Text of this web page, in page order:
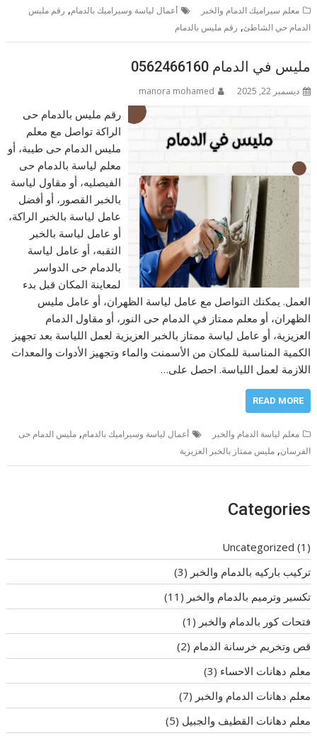
معلم سيراميك الدمام والخبر أعمال لياسة وسيراميك بالدمام, رقم مليس
الدمام حي الشاطئ, رقم مليس بالدمام
مليس في الدمام 0562466160
ديسمبر 22, 2025 manora mohamed
رقم مليس بالدمام حى
الراكة تواصل مع معلم
مليس الدمام حى طيبة، أو
معلم لياسة بالدمام حى
الفيصليه، أو مقاول لياسة
بالخبر القصور، أو أفضل
عامل لياسة بالخبر الراكة،
أو عامل لياسة بالخبر
الثقبه، أو عامل لياسة
بالدمام حى الدواسر
لمعاينة المكان قبل بدء
العمل. يمكنك التواصل مع عامل لياسة الظهران، أو عامل مليس
الظهران، أو معلم ممتاز في الدمام حى النور، أو مقاول الدمام
العزيزية، أو عامل لياسة ممتاز بالخبر العزيزية لعمل اللياسة بعد تجهيز
الكمية المناسبة للمكان من الأسمنت والماء وتجهيز الأدوات والمعدات
اللازمة لعمل اللياسة. احصل على…
READ MORE
معلم لياسة الدمام والخبر أعمال لياسة وسيراميك بالدمام,مليس الدمام حى
الفرسان,مليس ممتاز بالخبر العزيزية
Categories
Uncategorized (1)
تركيب باركيه بالدمام والخبر (3)
تكسير وترميم بالدمام والخبر (11)
فتحات كور بالدمام والخبر (1)
قص وتخريم خرسانة الدمام (2)
معلم دهانات الاحساء (3)
معلم دهانات الدمام والخبر (7)
معلم دهانات القطيف والجبيل (5)